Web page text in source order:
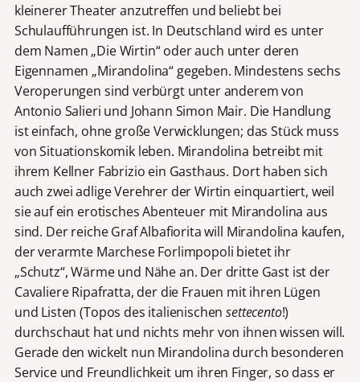
kleinerer Theater anzutreffen und beliebt bei
Schulaufführungen ist. In Deutschland wird es unter
dem Namen „Die Wirtin“ oder auch unter deren
Eigennamen „Mirandolina“ gegeben. Mindestens sechs
Veroperungen sind verbürgt unter anderem von
Antonio Salieri und Johann Simon Mair. Die Handlung
ist einfach, ohne große Verwicklungen; das Stück muss
von Situationskomik leben. Mirandolina betreibt mit
ihrem Kellner Fabrizio ein Gasthaus. Dort haben sich
auch zwei adlige Verehrer der Wirtin einquartiert, weil
sie auf ein erotisches Abenteuer mit Mirandolina aus
sind. Der reiche Graf Albafiorita will Mirandolina kaufen,
der verarmte Marchese Forlimpopoli bietet ihr
„Schutz“, Wärme und Nähe an. Der dritte Gast ist der
Cavaliere Ripafratta, der die Frauen mit ihren Lügen
und Listen (Topos des italienischensettecento!)
durchschaut hat und nichts mehr von ihnen wissen will.
Gerade den wickelt nun Mirandolina durch besonderen
Service und Freundlichkeit um ihren Finger, so dass er